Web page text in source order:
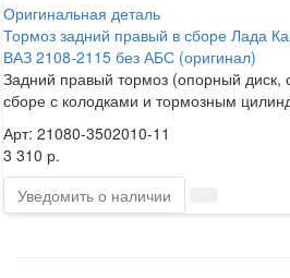
Оригинальная деталь
Тормоз задний правый в сборе Лада
ВАЗ 2108-2115 без АБС (оригинал)
Задний правый тормоз (опорный диск,
сборе с колодками и тормозным
Арт: 21080-3502010-11
3 310 р.
Уведомить о наличии